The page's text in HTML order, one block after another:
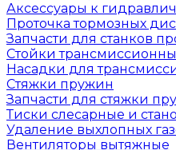
Аксессуары к
Проточка тормозных
Запчасти для станков
Стойки
Насадки для
Стяжки пружин
Запчасти для стяжки
Тиски слесарные и
Удаление выхлопных
Вентиляторы вытяжные